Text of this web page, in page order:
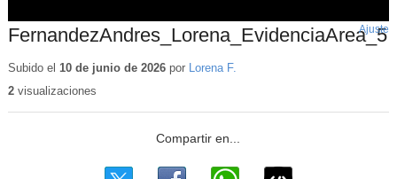
FernandezAndres_Lorena_EvidenciaArea_5
Ajuste
Subido el 10 de junio de 2026por
Lorena F.
2visualizaciones